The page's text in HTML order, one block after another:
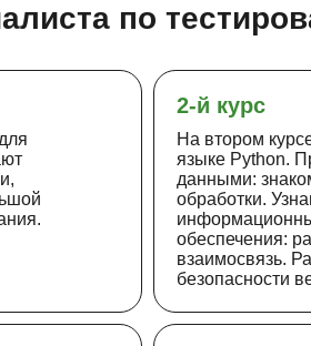
по
2-й курс
На втором
языке Python.
данными:
обработки.
обеспечения:
взаимосвязь.
безопасности